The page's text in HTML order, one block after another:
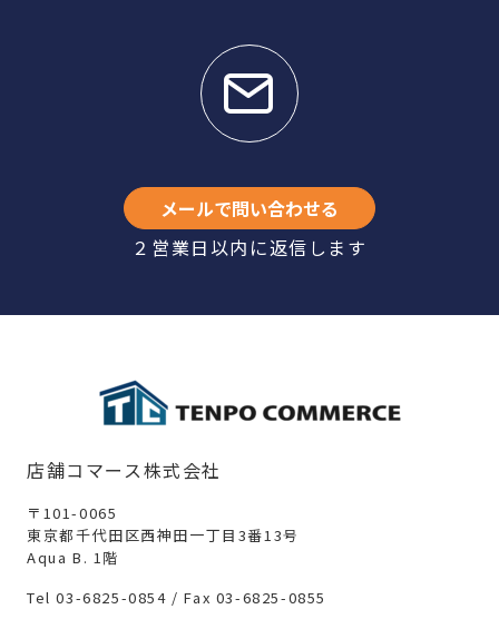
メールで問い合わせる
２営業日以内に返信します
店舗コマース株式会社
〒101-0065
東京都千代田区西神田一丁目3番13号
Aqua B. 1階
Tel 03-6825-0854 / Fax 03-6825-0855